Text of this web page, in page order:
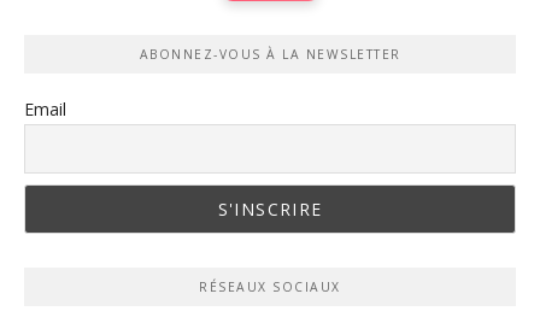
ABONNEZ-VOUS À LA NEWSLETTER
Email
RÉSEAUX SOCIAUX